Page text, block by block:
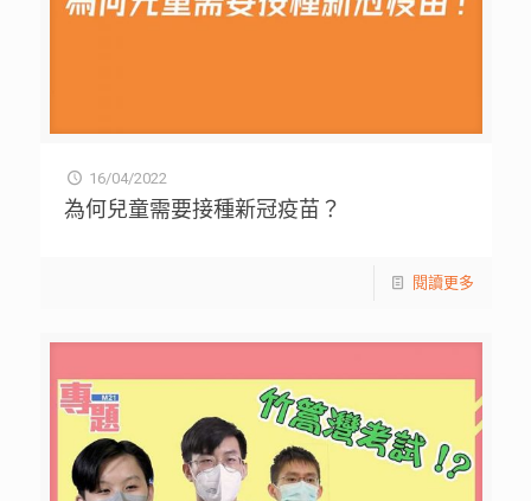
16/04/2022
為何兒童需要接種新冠疫苗？
閱讀更多